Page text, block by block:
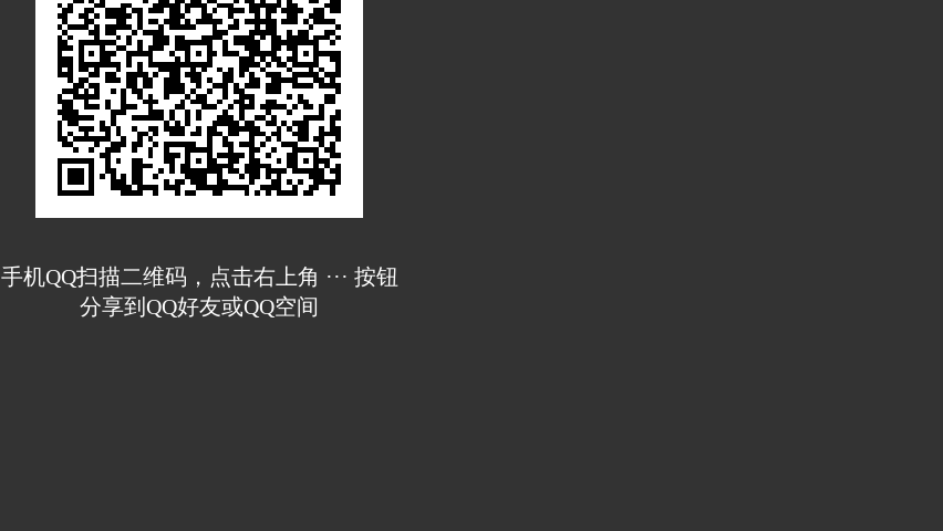
手机QQ扫描二维码，点击右上角 ··· 按钮
分享到QQ好友或QQ空间